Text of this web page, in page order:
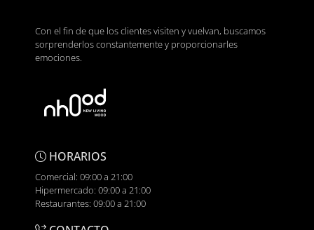
Con el fin de que los clientes visiten y vuelvan, buscamos
sorprenderlos constantemente y proporcionarles
emociones.
HORARIOS
Comercial: 09:00 a 21:00
Hipermercado: 09:00 a 21:00
Restaurantes: 09:00 a 21:00